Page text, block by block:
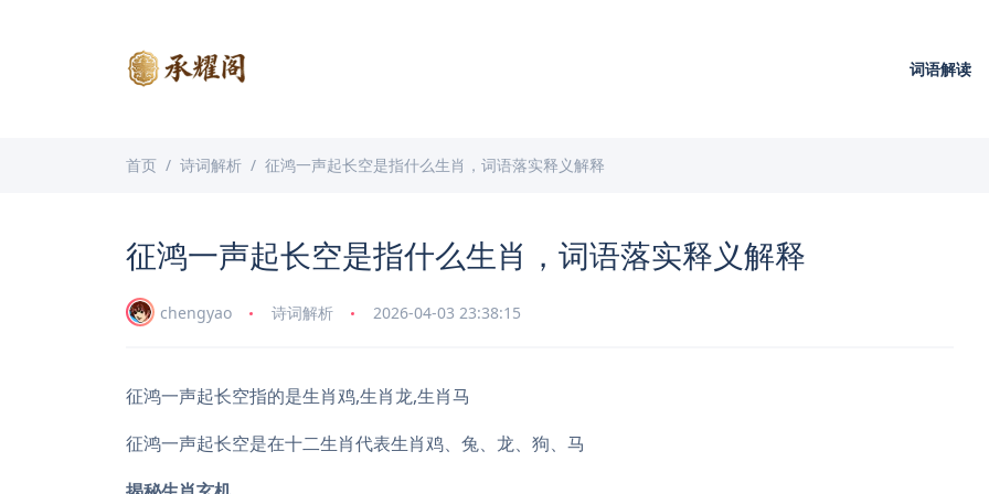
词语解读
首页 诗词解析 征鸿一声起长空是指什么生肖，词语落实释义解释
征鸿一声起长空是指什么生肖，词语落实释义解释
chengyao 诗词解析 2026-04-03 23:38:15
征鸿一声起长空指的是生肖鸡,生肖龙,生肖马
征鸿一声起长空是在十二生肖代表生肖鸡、兔、龙、狗、马